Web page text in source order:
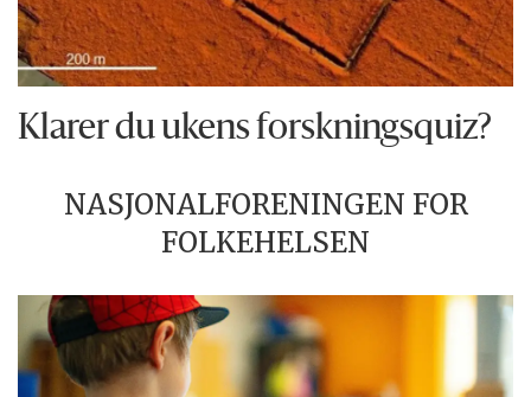
Klarer du ukens forskningsquiz?
NASJONALFORENINGEN FOR
FOLKEHELSEN